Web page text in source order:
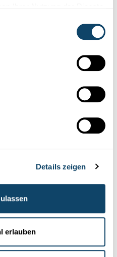
Details zeigen
erlauben
Um sie zu
ÄNDERN